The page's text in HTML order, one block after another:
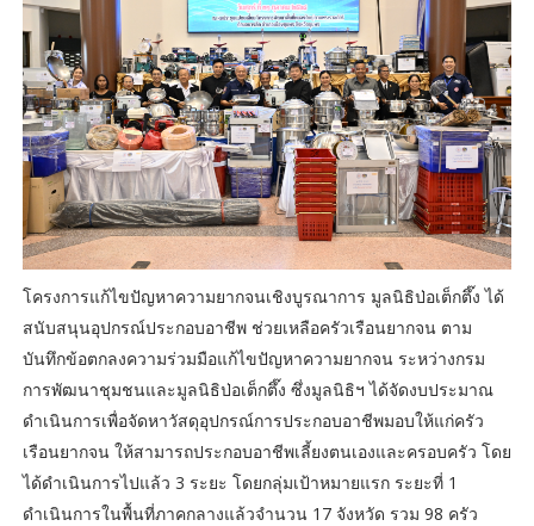
โครงการแก้ไขปัญหาความยากจนเชิงบูรณาการ มูลนิธิป่อเต็กตึ๊ง ได้
สนับสนุนอุปกรณ์ประกอบอาชีพ ช่วยเหลือครัวเรือนยากจน ตาม
บันทึกข้อตกลงความร่วมมือแก้ไขปัญหาความยากจน ระหว่างกรม
การพัฒนาชุมชนและมูลนิธิป่อเต็กตึ๊ง ซึ่งมูลนิธิฯ ได้จัดงบประมาณ
ดำเนินการเพื่อจัดหาวัสดุอุปกรณ์การประกอบอาชีพมอบให้แก่ครัว
เรือนยากจน ให้สามารถประกอบอาชีพเลี้ยงตนเองและครอบครัว โดย
ได้ดำเนินการไปแล้ว 3 ระยะ โดยกลุ่มเป้าหมายแรก ระยะที่ 1
ดำเนินการในพื้นที่ภาคกลางแล้วจำนวน 17 จังหวัด รวม 98 ครัว